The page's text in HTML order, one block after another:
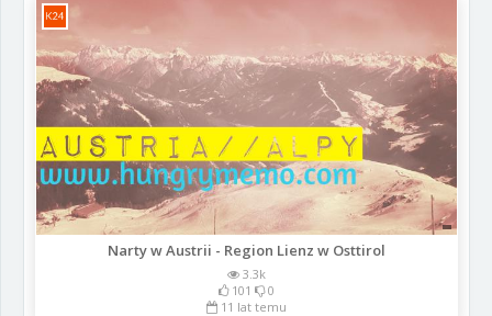
Narty w Austrii - Region Lienz w Osttirol
3.3k
101
0
11 lat temu